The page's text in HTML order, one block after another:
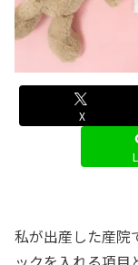
X
私が出産した産院